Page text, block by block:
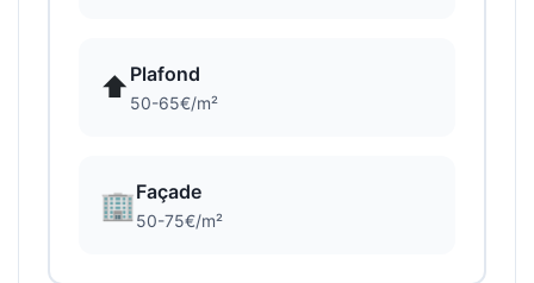
⬆️ Plafond
50-65€/m²
🏢Façade
50-75€/m²